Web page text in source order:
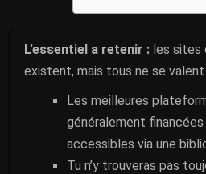
L’essentiel a retenir : les sites
existent, mais tous ne se valent
Les meilleures
généralement
accessibles via une
Tu n’y trouveras pas